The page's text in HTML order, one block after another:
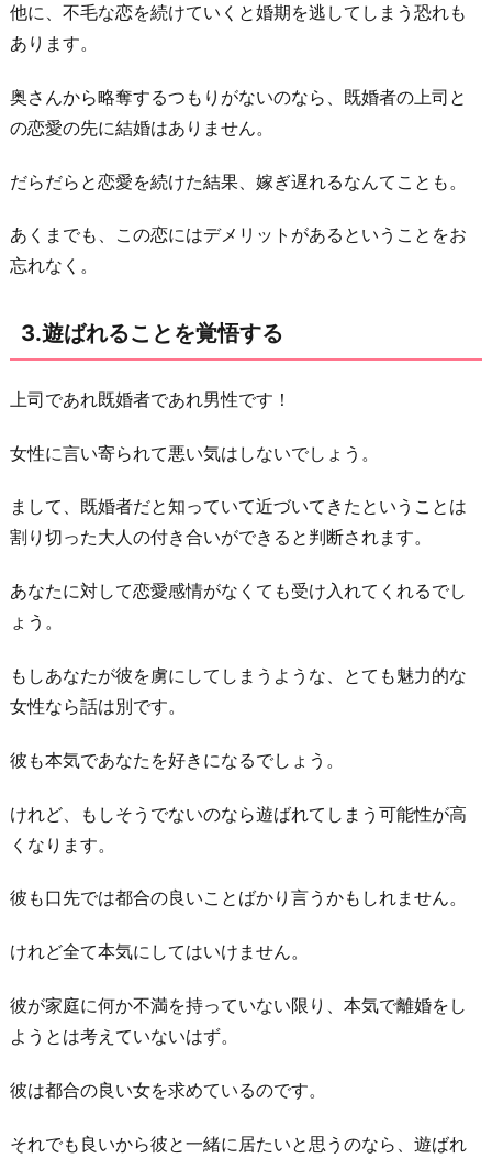
場
覚
悟
る
他に、不毛な恋を続けていくと婚期を逃してしまう恐れも
あります。
奥さんから略奪するつもりがないのなら、既婚者の上司と
の恋愛の先に結婚はありません。
だらだらと恋愛を続けた結果、嫁ぎ遅れるなんてことも。
あくまでも、この恋にはデメリットがあるということをお
忘れなく。
3.遊ばれることを覚悟する
上司であれ既婚者であれ男性です！
女性に言い寄られて悪い気はしないでしょう。
まして、既婚者だと知っていて近づいてきたということは
割り切った大人の付き合いができると判断されます。
あなたに対して恋愛感情がなくても受け入れてくれるでし
ょう。
もしあなたが彼を虜にしてしまうような、とても魅力的な
女性なら話は別です。
彼も本気であなたを好きになるでしょう。
けれど、もしそうでないのなら遊ばれてしまう可能性が高
くなります。
彼も口先では都合の良いことばかり言うかもしれません。
けれど全て本気にしてはいけません。
彼が家庭に何か不満を持っていない限り、本気で離婚をし
ようとは考えていないはず。
彼は都合の良い女を求めているのです。
それでも良いから彼と一緒に居たいと思うのなら、遊ばれ